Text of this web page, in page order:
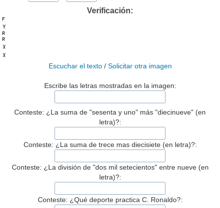
Verificación:
Escuchar el texto/ Solicitar otra imagen
Escribe las letras mostradas en la imagen:
Conteste: ¿La suma de "sesenta y uno" más "diecinueve" (en
letra)?:
Conteste: ¿La suma de trece mas diecisiete (en letra)?:
Conteste: ¿La división de "dos mil setecientos" entre nueve (en
letra)?:
Conteste: ¿Qué deporte practica C. Ronaldo?: